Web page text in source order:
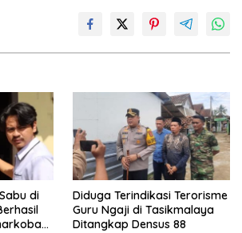
di
Diduga Terindikasi Terorisme
Guru Ngaji di Tasikmalaya
Ditangkap Densus 88